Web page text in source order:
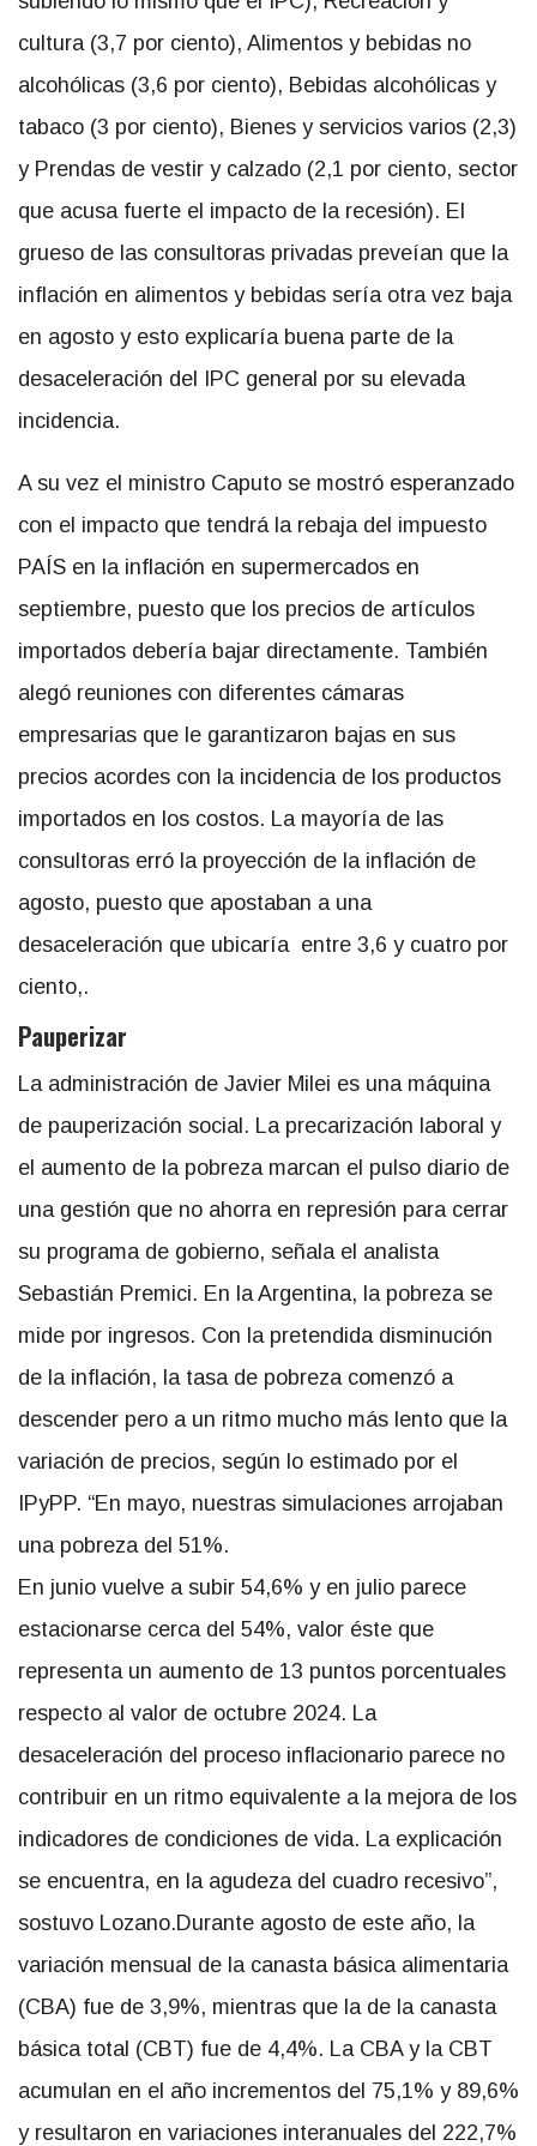
cultura (3,7 por ciento), Alimentos y bebidas no
alcohólicas (3,6 por ciento), Bebidas alcohólicas y
tabaco (3 por ciento), Bienes y servicios varios (2,3)
y Prendas de vestir y calzado (2,1 por ciento, sector
que acusa fuerte el impacto de la recesión). El
grueso de las consultoras privadas preveían que la
inflación en alimentos y bebidas sería otra vez baja
en agosto y esto explicaría buena parte de la
desaceleración del IPC general por su elevada
incidencia.
A su vez el ministro Caputo se mostró esperanzado
con el impacto que tendrá la rebaja del impuesto
PAÍS en la inflación en supermercados en
septiembre, puesto que los precios de artículos
importados debería bajar directamente. También
alegó reuniones con diferentes cámaras
empresarias que le garantizaron bajas en sus
precios acordes con la incidencia de los productos
importados en los costos. La mayoría de las
consultoras erró la proyección de la inflación de
agosto, puesto que apostaban a una
desaceleración que ubicaría entre 3,6 y cuatro por
ciento,.
Pauperizar
La administración de Javier Milei es una máquina
de pauperización social. La precarización laboral y
el aumento de la pobreza marcan el pulso diario de
una gestión que no ahorra en represión para cerrar
su programa de gobierno, señala el analista
Sebastián Premici. En la Argentina, la pobreza se
mide por ingresos. Con la pretendida disminución
de la inflación, la tasa de pobreza comenzó a
descender pero a un ritmo mucho más lento que la
variación de precios, según lo estimado por el
IPyPP. “En mayo, nuestras simulaciones arrojaban
una pobreza del 51%.
En junio vuelve a subir 54,6% y en julio parece
estacionarse cerca del 54%, valor éste que
representa un aumento de 13 puntos porcentuales
respecto al valor de octubre 2024. La
desaceleración del proceso inflacionario parece no
contribuir en un ritmo equivalente a la mejora de los
indicadores de condiciones de vida. La explicación
se encuentra, en la agudeza del cuadro recesivo”,
sostuvo Lozano.Durante agosto de este año, la
variación mensual de la canasta básica alimentaria
(CBA) fue de 3,9%, mientras que la de la canasta
básica total (CBT) fue de 4,4%. La CBA y la CBT
acumulan en el año incrementos del 75,1% y 89,6%
y resultaron en variaciones interanuales del 222,7%